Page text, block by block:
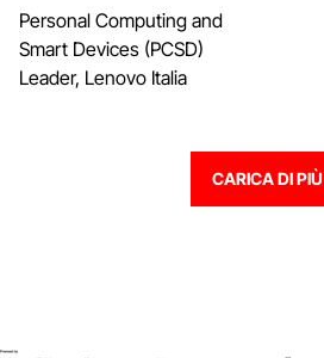
Personal Computing and
Smart Devices (PCSD)
Leader, Lenovo Italia
CARICA DI PIÙ